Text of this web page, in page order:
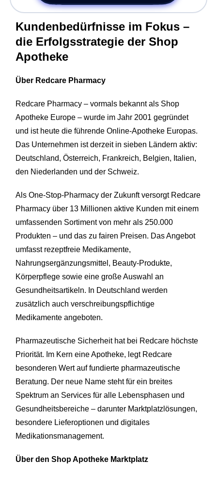
E‑Rechnungspflicht 2025
automatisiert, rechtssicher.
Dein Eigenbetrieb, überwacht durch uns
Casestudies
Termine und Events
Live Demos & Webinare
Support Hub
Kontakt
Support & Service
Videochannel
Häufige Fragen
Handbuch
Downloads
Changelog
Entwicklungsressourcen
Lizenzinformationen
Status
Kundenbedürfnisse im Fokus –
die Erfolgsstrategie der Shop
Apotheke
Über Redcare Pharmacy
Redcare Pharmacy – vormals bekannt als Shop
Apotheke Europe – wurde im Jahr 2001 gegründet
und ist heute die führende Online-Apotheke Europas.
Das Unternehmen ist derzeit in sieben Ländern aktiv:
Deutschland, Österreich, Frankreich, Belgien, Italien,
den Niederlanden und der Schweiz.
Als One-Stop-Pharmacy der Zukunft versorgt Redcare
Pharmacy über 13 Millionen aktive Kunden mit einem
umfassenden Sortiment von mehr als 250.000
Produkten – und das zu fairen Preisen. Das Angebot
umfasst rezeptfreie Medikamente,
Nahrungsergänzungsmittel, Beauty-Produkte,
Körperpflege sowie eine große Auswahl an
Gesundheitsartikeln. In Deutschland werden
zusätzlich auch verschreibungspflichtige
Medikamente angeboten.
Pharmazeutische Sicherheit hat bei Redcare höchste
Priorität. Im Kern eine Apotheke, legt Redcare
besonderen Wert auf fundierte pharmazeutische
Beratung. Der neue Name steht für ein breites
Spektrum an Services für alle Lebensphasen und
Gesundheitsbereiche – darunter Marktplatzlösungen,
besondere Lieferoptionen und digitales
Medikationsmanagement.
Über den Shop Apotheke Marktplatz